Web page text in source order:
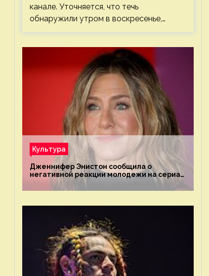
канале. Уточняется, что течь
обнаружили утром в воскресенье,…
Культура
Дженнифер Энистон сообщила о
негативной реакции молодежи на сериал